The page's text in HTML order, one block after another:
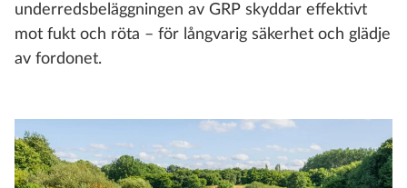
underredsbeläggningen av GRP skyddar effektivt
mot fukt och röta – för långvarig säkerhet och glädje
av fordonet.